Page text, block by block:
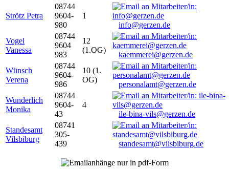
Strötz Petra
08744
9604-
980
1
info@gerzen.de
Vogel
Vanessa
08744
9604
983
12
(1.OG)
kaemmerei@gerzen.de
Wünsch
Verena
08744
9604-
986
10 (1.
OG)
personalamt@gerzen.de
Wunderlich
Monika
08744
9604-
43
4
ile-bina-vils@gerzen.de
Standesamt
Vilsbiburg
08741
305-
439
standesamt@vilsbiburg.de